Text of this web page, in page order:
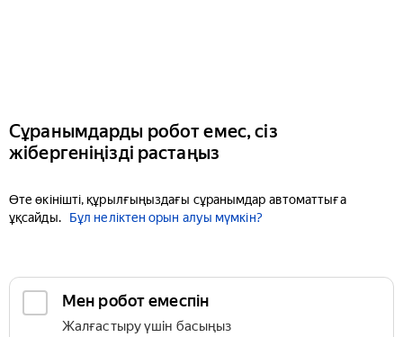
Сұранымдарды робот емес, сіз
жібергеніңізді растаңыз
Өте өкінішті, құрылғыңыздағы сұранымдар автоматтыға
ұқсайды.
Бұл неліктен орын алуы мүмкін?
Мен робот емеспін
Жалғастыру үшін басыңыз